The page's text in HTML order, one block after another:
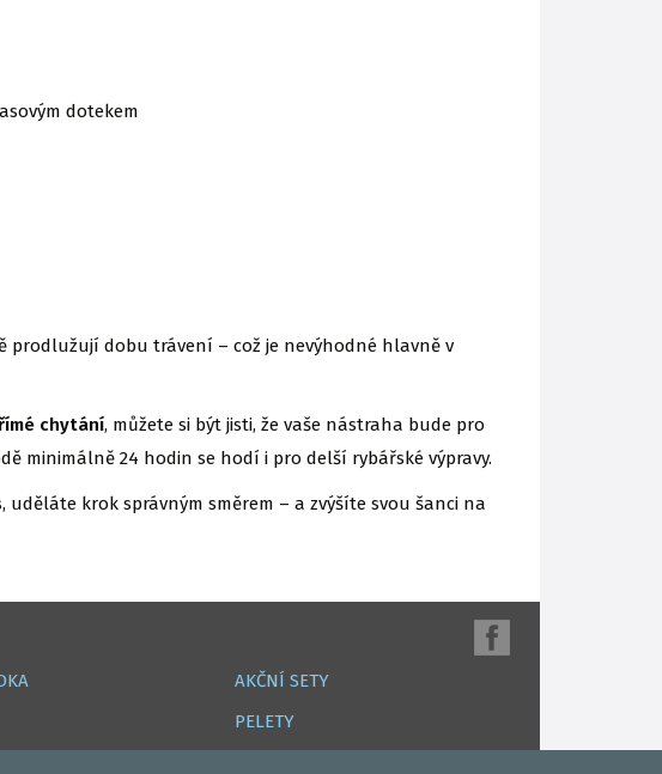
dotekem
prodlužují dobu trávení – což je nevýhodné hlavně v
chytání, můžete si být jisti, že vaše nástraha bude pro
minimálně 24 hodin se hodí i pro delší rybářské výpravy.
krok správným směrem – a zvýšíte svou šanci na
AKČNÍ SETY
PELETY